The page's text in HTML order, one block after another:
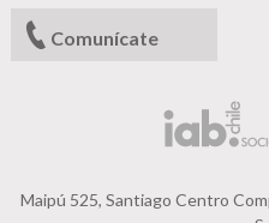
Comunícate
Maipú 525, Santiago Centro